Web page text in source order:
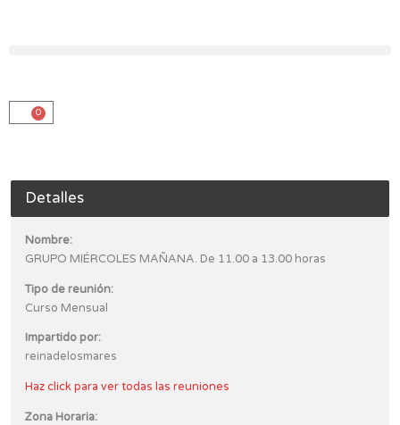
0
Carro
Detalles
Nombre:
GRUPO MIÉRCOLES MAÑANA. De 11.00 a 13.00 horas
Tipo de reunión:
Curso Mensual
Impartido por:
reinadelosmares
Haz click para ver todas las reuniones
Zona Horaria: